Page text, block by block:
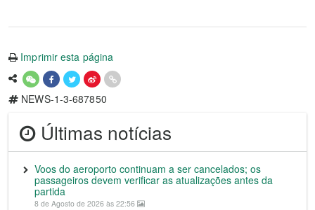
Imprimir esta página
NEWS-1-3-687850
Últimas notícias
Voos do aeroporto continuam a ser cancelados; os
passageiros devem verificar as atualizações antes da
partida
8 de Agosto de 2026 às 22:56